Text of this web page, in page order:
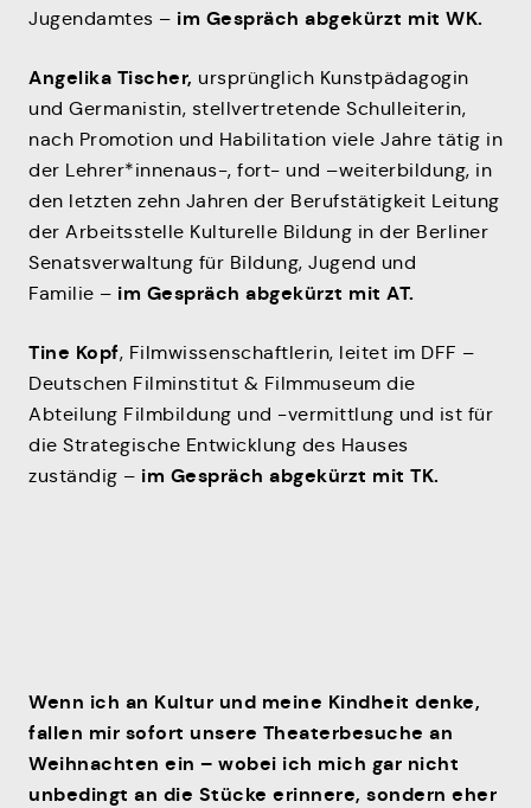
Jugendamtes – im Gespräch abgekürzt mit WK.
Angelika Tischer, ursprünglich Kunstpädagogin
und Germanistin, stellvertretende Schulleiterin,
nach Promotion und Habilitation viele Jahre tätig in
der Lehrer*innenaus-, fort- und –weiterbildung, in
den letzten zehn Jahren der Berufstätigkeit Leitung
der Arbeitsstelle Kulturelle Bildung in der Berliner
Senatsverwaltung für Bildung, Jugend und
Familie – im Gespräch abgekürzt mit AT.
Tine Kopf, Filmwissenschaftlerin, leitet im DFF –
Deutschen Filminstitut & Filmmuseum die
Abteilung Filmbildung und -vermittlung und ist für
die Strategische Entwicklung des Hauses
zuständig – im Gespräch abgekürzt mit TK.
Wenn ich an Kultur und meine Kindheit denke,
fallen mir sofort unsere Theaterbesuche an
Weihnachten ein – wobei ich mich gar nicht
unbedingt an die Stücke erinnere, sondern eher